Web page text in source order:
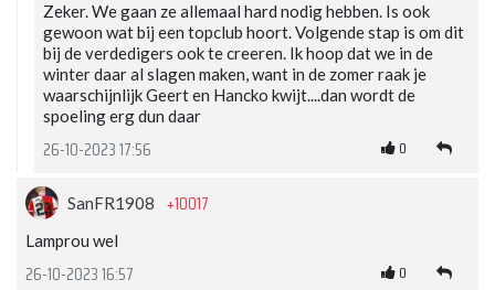
Zeker. We gaan ze allemaal hard nodig hebben. Is ook
gewoon wat bij een topclub hoort. Volgende stap is om dit
bij de verdedigers ook te creeren. Ik hoop dat we in de
winter daar al slagen maken, want in de zomer raak je
waarschijnlijk Geert en Hancko kwijt....dan wordt de
spoeling erg dun daar
26-10-2023 17:56 0
SanFR1908 +10017
Lamprou wel
26-10-2023 16:57 0